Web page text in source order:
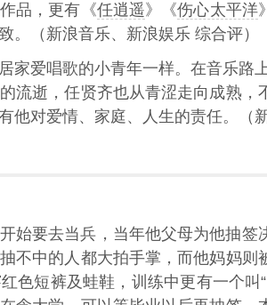
品，更有《任逍遥》《伤心太平洋
。（新浪音乐、新浪娱乐 综合评）
家爱唱歌的小青年一样。在音乐路
流逝，任贤齐也从青涩走向成熟，
他对爱情、家庭、人生的责任。（
始要去当兵，当年他父母为他抽
不中的人都大拍手掌，而他妈妈则
色短裤及蛙鞋，训练中更有一个叫